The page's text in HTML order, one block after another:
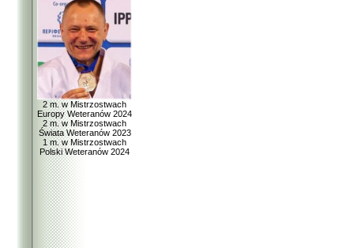
2 m. w Mistrzostwach
Europy Weteranów 2024
2 m. w Mistrzostwach
Świata Weteranów 2023
1 m. w Mistrzostwach
Polski Weteranów 2024